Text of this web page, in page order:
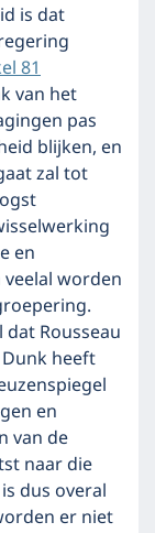
is dat
81
van het
pas
blijken, en
zal tot
en
worden
Rousseau
heeft
en
van de
naar die
dus overal
er niet